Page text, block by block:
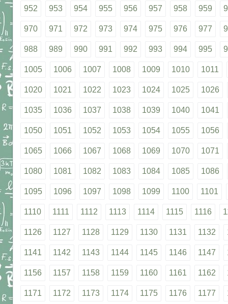
952 953 954 955 956 957 958 959
970 971 972 973 974 975 976 977
988 989 990 991 992 993 994 995
1005 1006 1007 1008 1009 1010 1011
1020 1021 1022 1023 1024 1025 1026
1035 1036 1037 1038 1039 1040 1041
1050 1051 1052 1053 1054 1055 1056
1065 1066 1067 1068 1069 1070 1071
1080 1081 1082 1083 1084 1085 1086
1095 1096 1097 1098 1099 1100 1101
1110 1111 1112 1113 1114 1115 1116
1126 1127 1128 1129 1130 1131 1132
1141 1142 1143 1144 1145 1146 1147
1156 1157 1158 1159 1160 1161 1162
1171 1172 1173 1174 1175 1176 1177